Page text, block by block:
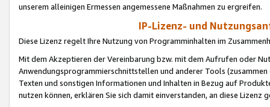
unserem alleinigen Ermessen angemessene Maßnahmen zu ergreifen.
IP-Lizenz- und
Diese Lizenz regelt Ihre Nutzung von Programminhalten im
Mit dem Akzeptieren der Vereinbarung bzw. mit dem Aufrufen oder
Anwendungsprogrammierschnittstellen und anderer Tools (zusammen
Texten und sonstigen Informationen und Inhalten in Bezug auf
nutzen können, erklären Sie sich damit einverstanden, an diese Lizenz